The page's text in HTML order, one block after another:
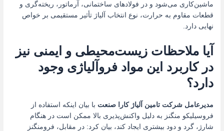
ماشین‌کاری می‌شود و در فولادهای ساختمانی، آرماتور، ریخته‌گری و
قطعات مقاوم به حرارت، نوع انتخاب آلیاژ تأثیر مستقیمی بر خواص
نهایی دارد.
آیا ملاحظات زیست‌محیطی و ایمنی نیز
در کاربرد این مواد فروآلیاژی وجود
دارد؟
مدیرعامل شرکت تامین آلیاژ کارا صنعت با بیان اینکه استفاده از
فروسیلیکو منگنز به دلیل واکنش‌پذیری بالا ممکن است در هنگام
شارژ، گرد و دود بیشتری ایجاد کند، بیان کرد: در مقابل، فرومنگنز